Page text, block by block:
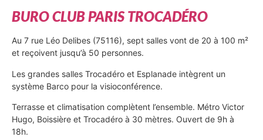
BURO CLUB PARIS TROCADÉRO
Au 7 rue Léo Delibes (75116), sept salles vont de 20 à 100 m²
et reçoivent jusqu’à 50 personnes.
Les grandes salles Trocadéro et Esplanade intègrent un
système Barco pour la visioconférence.
Terrasse et climatisation complètent l’ensemble. Métro Victor
Hugo, Boissière et Trocadéro à 30 mètres. Ouvert de 9h à
18h.